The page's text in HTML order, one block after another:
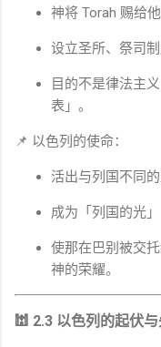
神将 Torah 赐给他
设立圣所、祭司制
目的不是律法主
表」。
📌 以色列的使命：
活出与列国不同的
成为「列国的光」
使那在巴别被交
神的荣耀。
🕍 2.3 以色列的起伏